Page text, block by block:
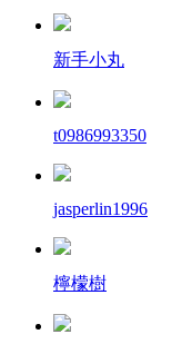
新手小丸
t0986993350
jasperlin1996
檸檬樹